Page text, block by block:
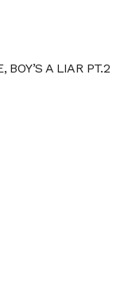
BOY’S A LIAR PT.2